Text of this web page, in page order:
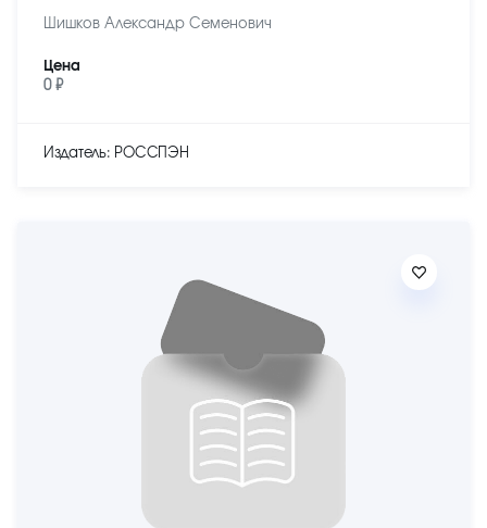
Шишков Александр Семенович
Цена
0 ₽
Издатель: РОССПЭН